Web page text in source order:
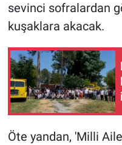
sevinci sofralardan
kuşaklara akacak.
Öte yandan, 'Milli